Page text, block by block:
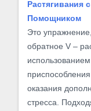
Растягивания с
Помощником
Это
обратное V –
оказания
стресса.